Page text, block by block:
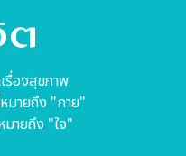
รื่องสุขภาพ
มายถึง "กาย"
ายถึง "ใจ"